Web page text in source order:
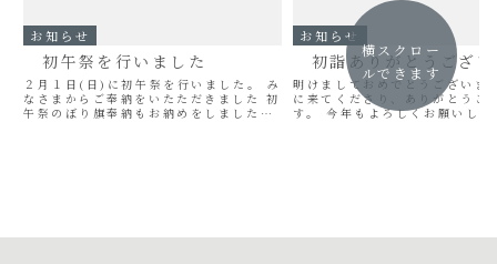
お知らせ
初午祭を行いました
２月１日(日)に初午祭を行いました。 み
なさまからご奉納をいたただきました 初
午祭のぼり旗奉納もお納めをしました。
お知らせ
初詣ありがとうござ
明けましておめでとうございま
に来てくださり、ありがとうご
す。 今年もよろしくお願いしま
横スクロー
ルできます